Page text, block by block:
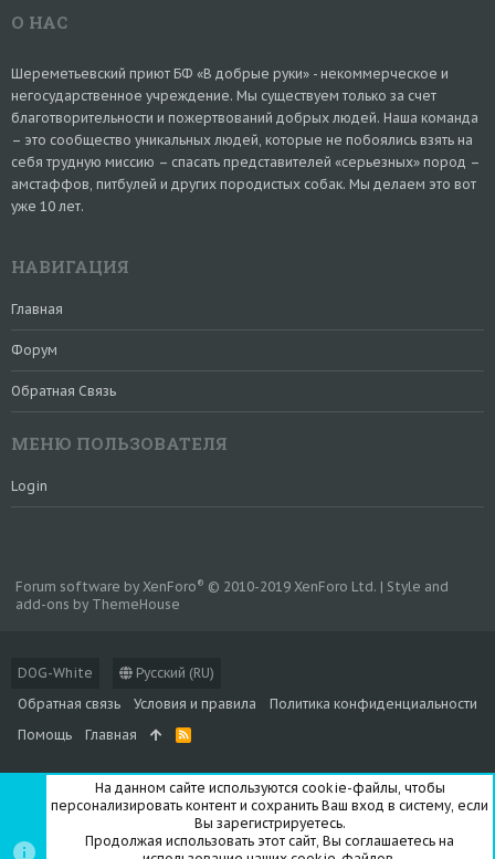
О НАС
Шереметьевский приют БФ «В добрые руки» - некоммерческое и
негосударственное учреждение. Мы существуем только за счет
благотворительности и пожертвований добрых людей. Наша команда
– это сообщество уникальных людей, которые не побоялись взять на
себя трудную миссию – спасать представителей «серьезных» пород –
амстаффов, питбулей и других породистых собак. Мы делаем это вот
уже 10 лет.
НАВИГАЦИЯ
Главная
Форум
Обратная Связь
МЕНЮ ПОЛЬЗОВАТЕЛЯ
Login
DOG-White
Русский (RU)
Обратная связь
Условия и правила
Политика конфиденциальности
Помощь
Главная
R
Forum software by XenForo® © 2010-2019 XenForo Ltd. | Style and
add-ons by ThemeHouse
На данном сайте используются cookie-файлы, чтобы
персонализировать контент и сохранить Ваш вход в систему, если
Вы зарегистрируетесь.
Продолжая использовать этот сайт, Вы соглашаетесь на